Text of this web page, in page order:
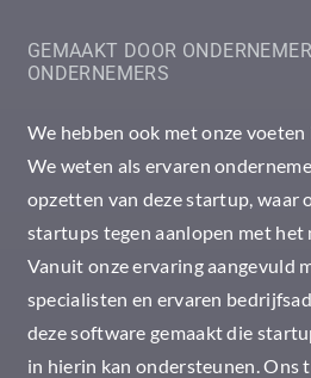
GEMAAKT DOOR
ONDERNEMERS
We hebben ook met onze voeten
We weten als ervaren
opzetten van deze startup, waar
startups tegen aanlopen met het
Vanuit onze ervaring aangevuld
specialisten en ervaren
deze software gemaakt die
in hierin kan ondersteunen. Ons